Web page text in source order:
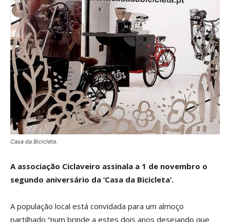
Casa da Bicicleta.
A associação Ciclaveiro assinala a 1 de novembro o
segundo aniversário da ‘Casa da Bicicleta’.
A população local está convidada para um almoço
partilhado “num brinde a estes dois anos desejando que